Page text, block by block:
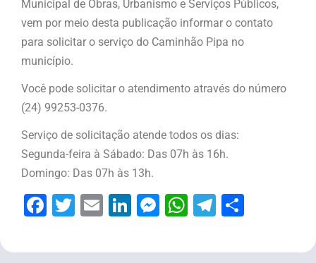
Municipal de Obras, Urbanismo e Serviços Públicos,
vem por meio desta publicação informar o contato
para solicitar o serviço do Caminhão Pipa no
município.
Você pode solicitar o atendimento através do número
(24) 99253-0376.
Serviço de solicitação atende todos os dias:
Segunda-feira à Sábado: Das 07h às 16h.
Domingo: Das 07h às 13h.
Facebook
Twitter
EmailLinkedIn
Messenger
WhatsApp
Telegram